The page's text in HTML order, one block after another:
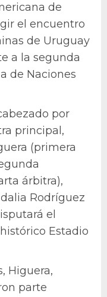
de
el encuentro
de Uruguay
a la segunda
de Naciones
por
principal,
(primera
árbitra),
Rodríguez
el
Estadio
Higuera,
parte